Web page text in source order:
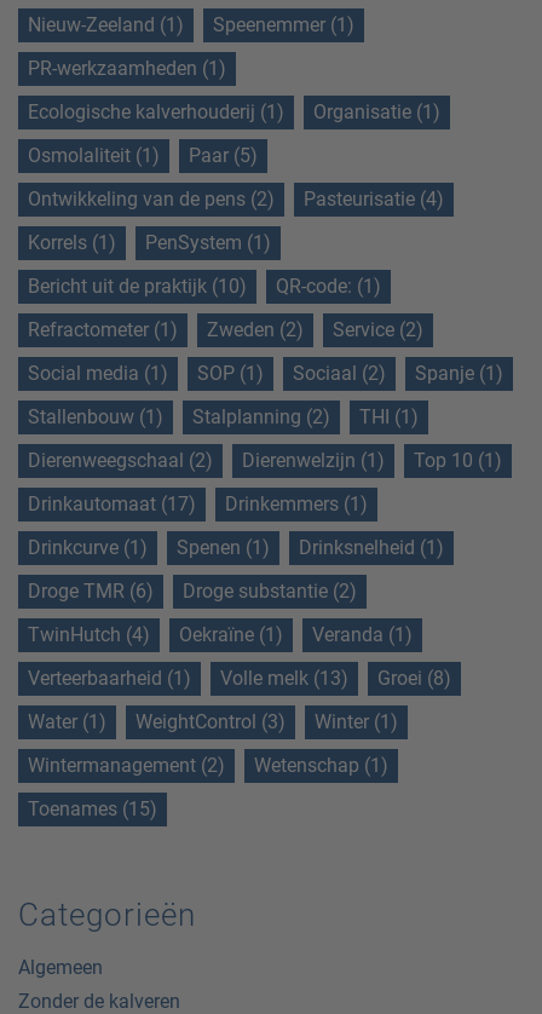
Nieuw-Zeeland (1)
Speenemmer (1)
PR-werkzaamheden (1)
Ecologische kalverhouderij (1)
Organisatie (1)
Osmolaliteit (1)
Paar (5)
Ontwikkeling van de pens (2)
Pasteurisatie (4)
Korrels (1)
PenSystem (1)
Bericht uit de praktijk (10)
QR-code: (1)
Refractometer (1)
Zweden (2)
Service (2)
Social media (1)
SOP (1) Sociaal (2)
Spanje (1)
Stallenbouw (1)
Stalplanning (2)
THI (1)
Dierenweegschaal (2)
Dierenwelzijn (1)
Top 10 (1)
Drinkautomaat (17)
Drinkemmers (1)
Drinkcurve (1)
Spenen (1)
Drinksnelheid (1)
Droge TMR (6)
Droge substantie (2)
TwinHutch (4)
Oekraïne (1)
Veranda (1)
Verteerbaarheid (1)
Volle melk (13)
Groei (8)
Water (1)
WeightControl (3)
Winter (1)
Wintermanagement (2)
Wetenschap (1)
Toenames (15)
Categorieën
Algemeen
Zonder de kalveren